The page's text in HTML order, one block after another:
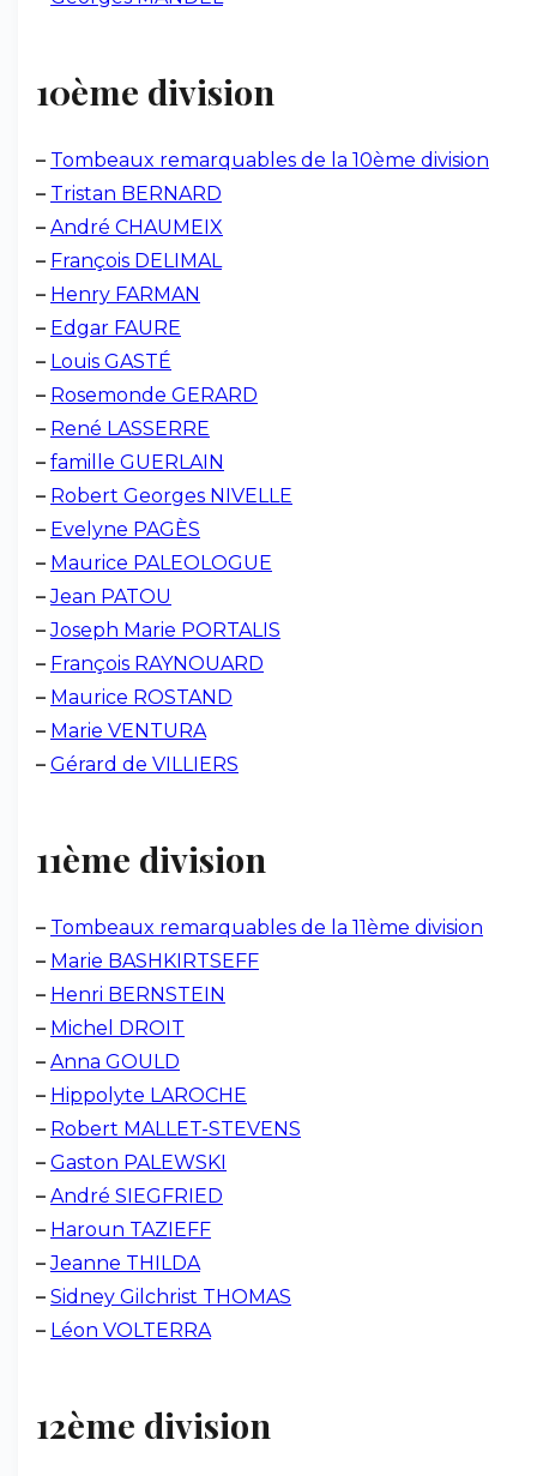
10ème division
– Tombeaux remarquables de la 10ème division
– Tristan BERNARD
– André CHAUMEIX
– François DELIMAL
– Henry FARMAN
– Edgar FAURE
– Louis GASTÉ
– Rosemonde GERARD
– René LASSERRE
– famille GUERLAIN
– Robert Georges NIVELLE
– Evelyne PAGÈS
– Maurice PALEOLOGUE
– Jean PATOU
– Joseph Marie PORTALIS
– François RAYNOUARD
– Maurice ROSTAND
– Marie VENTURA
– Gérard de VILLIERS
11ème division
– Tombeaux remarquables de la 11ème division
– Marie BASHKIRTSEFF
– Henri BERNSTEIN
– Michel DROIT
– Anna GOULD
– Hippolyte LAROCHE
– Robert MALLET-STEVENS
– Gaston PALEWSKI
– André SIEGFRIED
– Haroun TAZIEFF
– Jeanne THILDA
– Sidney Gilchrist THOMAS
– Léon VOLTERRA
12ème division